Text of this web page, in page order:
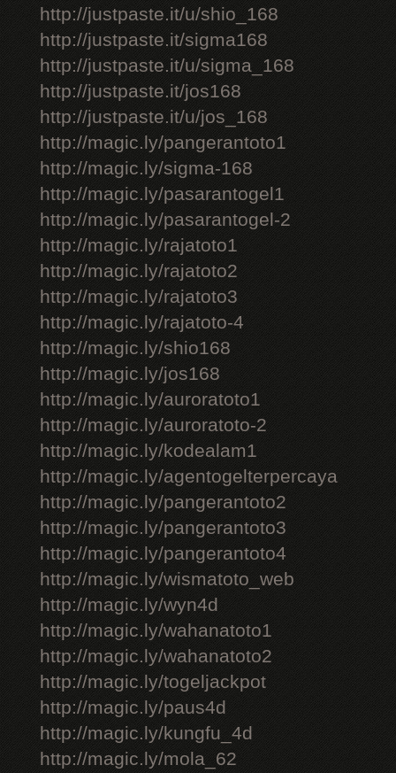
http://justpaste.it/u/shio_168
http://justpaste.it/sigma168
http://justpaste.it/u/sigma_168
http://justpaste.it/jos168
http://justpaste.it/u/jos_168
http://magic.ly/pangerantoto1
http://magic.ly/sigma-168
http://magic.ly/pasarantogel1
http://magic.ly/pasarantogel-2
http://magic.ly/rajatoto1
http://magic.ly/rajatoto2
http://magic.ly/rajatoto3
http://magic.ly/rajatoto-4
http://magic.ly/shio168
http://magic.ly/jos168
http://magic.ly/auroratoto1
http://magic.ly/auroratoto-2
http://magic.ly/kodealam1
http://magic.ly/agentogelterpercaya
http://magic.ly/pangerantoto2
http://magic.ly/pangerantoto3
http://magic.ly/pangerantoto4
http://magic.ly/wismatoto_web
http://magic.ly/wyn4d
http://magic.ly/wahanatoto1
http://magic.ly/wahanatoto2
http://magic.ly/togeljackpot
http://magic.ly/paus4d
http://magic.ly/kungfu_4d
http://magic.ly/mola_62